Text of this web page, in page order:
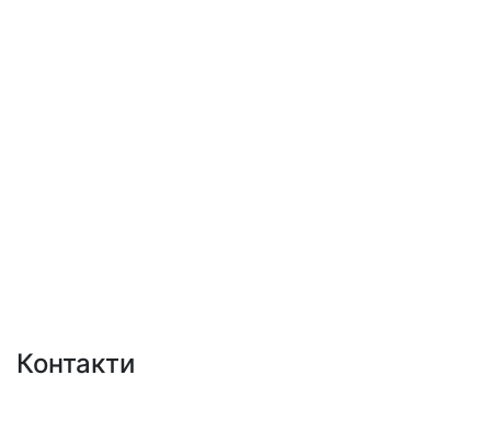
Контакти